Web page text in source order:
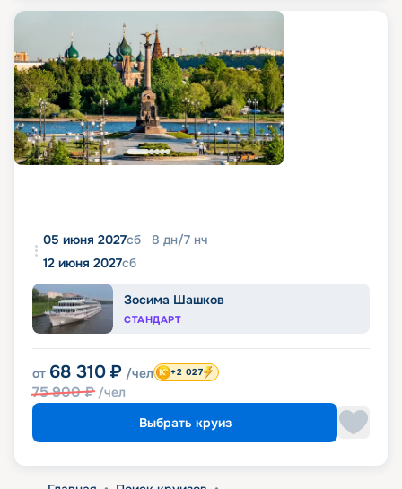
05 июня 2027сб 8 дн/7 нч
12 июня 2027сб
Зосима Шашков
СТАНДАРТ
от 68 310 ₽ /чел
75 900₽ /чел
+2 027
Выбрать круиз